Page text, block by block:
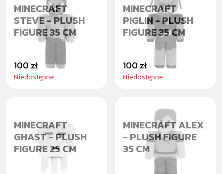
MINECRAFT
STEVE - PLUSH
FIGURE 35 CM
100 zł
Niedostępne
MINECRAFT
PIGLIN - PLUSH
FIGURE 35 CM
100 zł
Niedostępne
MINECRAFT
GHAST - PLUSH
FIGURE 25 CM
MINECRAFT ALEX
- PLUSH FIGURE
35 CM